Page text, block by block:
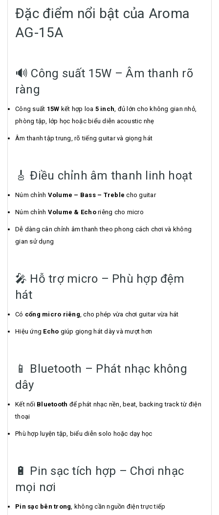
Đặc điểm nổi bật của Aroma
AG-15A
🔊 Công suất 15W – Âm thanh rõ
ràng
Công suất 15W kết hợp loa 5 inch , đủ lớn cho không gian nhỏ,
phòng tập, lớp học hoặc biểu diễn acoustic nhẹ
Âm thanh tập trung, rõ tiếng guitar và giọng hát
🎸 Điều chỉnh âm thanh linh hoạt
Núm chỉnh Volume – Bass – Treble cho guitar
Núm chỉnh Volume & Echoriêng cho micro
Dễ dàng cân chỉnh âm thanh theo phong cách chơi và không
gian sử dụng
🎤 Hỗ trợ micro – Phù hợp đệm
hát
Có cổng micro riêng , cho phép vừa chơi guitar vừa hát
Hiệu ứng Echo giúp giọng hát dày và mượt hơn
📱 Bluetooth – Phát nhạc không
dây
Kết nối Bluetooth để phát nhạc nền, beat, backing track từ điện
thoại
Phù hợp luyện tập, biểu diễn solo hoặc dạy học
🔋 Pin sạc tích hợp – Chơi nhạc
mọi nơi
Pin sạc bên trong , không cần nguồn điện trực tiếp